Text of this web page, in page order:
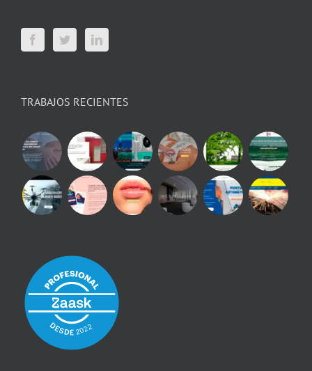
TRABAJOS RECIENTES